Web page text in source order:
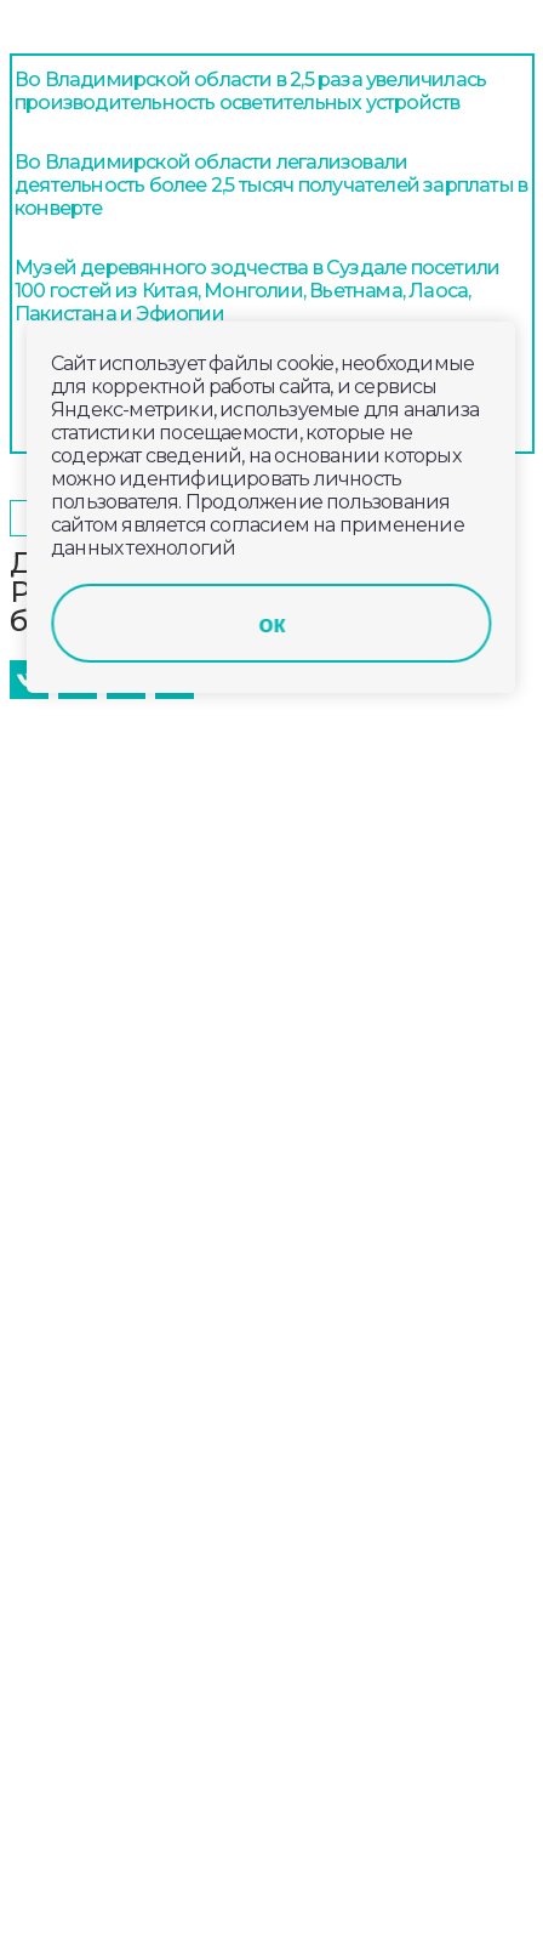
Во Владимирской области в 2,5 раза увеличилась
производительность осветительных устройств
Во Владимирской области легализовали
деятельность более 2,5 тысяч получателей зарплаты в
конверте
Музей деревянного зодчества в Суздале посетили
100 гостей из Китая, Монголии, Вьетнама, Лаоса,
Пакистана и Эфиопии
ОБЩЕСТВО 2025-09-28 06:00
Должник по алиментам найден в
Рязанской области благодаря
бдительности работодателя
Сайт использует файлы cookie, необходимые
для корректной работы сайта, и сервисы
Яндекс-метрики, используемые для анализа
статистики посещаемости, которые не
содержат сведений, на основании которых
можно идентифицировать личность
пользователя. Продолжение пользования
сайтом является согласием на применение
данных технологий
ок